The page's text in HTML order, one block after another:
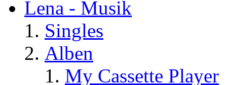
Lena - Musik
Singles
Alben
My Cassette Player